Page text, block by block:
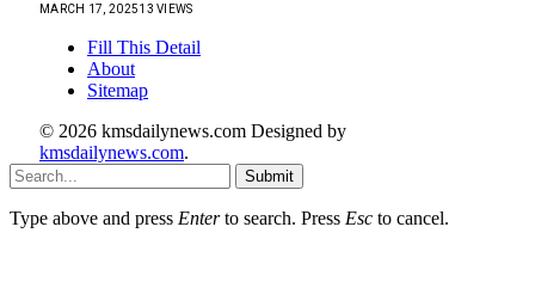
MARCH 17, 202513VIEWS
Fill This Detail
About
Sitemap
© 2026 kmsdailynews.com Designed by
kmsdailynews.com.
Submit
Type above and press Enterto search. Press Esc to cancel.